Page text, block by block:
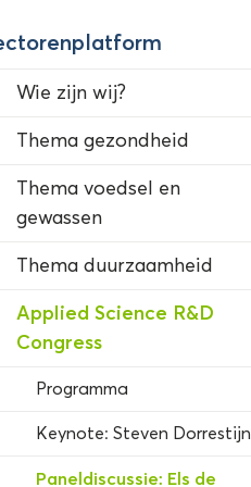
Wie zijn wij?
Thema gezondheid
Thema voedsel en
gewassen
Thema duurzaamheid
Applied Science R&D
Congress
Programma
Keynote: Steven Dorrestijn
Paneldiscussie: Els de